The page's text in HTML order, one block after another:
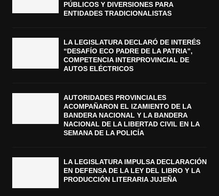
PÚBLICOS Y DIVERSIONES PARA
ENTIDADES TRADICIONALISTAS
LA LEGISLATURA DECLARÓ DE INTERÉS
“DESAFÍO ECO PADRE DE LA PATRIA”,
COMPETENCIA INTERPROVINCIAL DE
AUTOS ELÉCTRICOS
AUTORIDADES PROVINCIALES
ACOMPAÑARON EL IZAMIENTO DE LA
BANDERA NACIONAL Y LA BANDERA
NACIONAL DE LA LIBERTAD CIVIL EN LA
SEMANA DE LA POLICÍA
LA LEGISLATURA IMPULSA DECLARACIÓN
EN DEFENSA DE LA LEY DEL LIBRO Y LA
PRODUCCIÓN LITERARIA JUJEÑA